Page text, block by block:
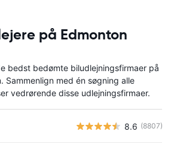
på Edmonton
bedst bedømte biludlejningsfirmaer på
Sammenlign med én søgning alle
vedrørende disse udlejningsfirmaer.
8.6 (8807)